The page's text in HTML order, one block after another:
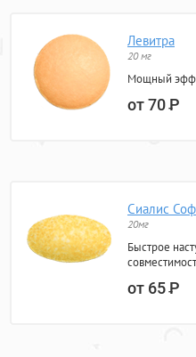
Левитра
20 мг
Мощный
от 70Р
Сиалис
20мг
Быстрое
от 65Р